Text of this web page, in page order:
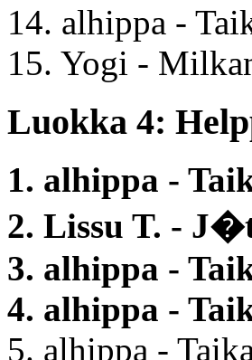
14. alhippa -
15. Yogi -
Luokka 4:
1. alhippa -
2. Lissu T. -
3. alhippa -
4. alhippa -
5. alhippa -